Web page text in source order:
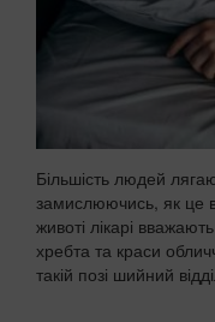
Більшість людей
замислюючись, як це
животі лікарі
хребта та краси
такій позі шийний